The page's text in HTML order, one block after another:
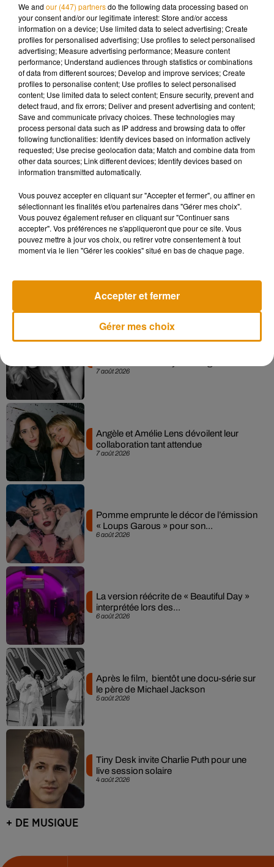
Musique
7 août 2026
7 août 2026
Angèle et Amélie Lens dévoilent leur
collaboration tant attendue
6 août 2026
Pomme emprunte le décor de l’émission
« Loups Garous » pour son...
6 août 2026
La version réécrite de « Beautiful Day »
interprétée lors des...
5 août 2026
Après le film, bientôt une docu-série sur
le père de Michael Jackson
4 août 2026
Tiny Desk invite Charlie Puth pour une
live session solaire
+ DE MUSIQUE
We and our (447) partnersdo the following data processing based on
your consent and/or our legitimate interest: Store and/or access
information on a device; Use limited data to select advertising; Create
profiles for personalised advertising; Use profiles to select personalised
advertising; Measure advertising performance; Measure content
performance; Understand audiences through statistics or combinations
of data from different sources; Develop and improve services; Create
profiles to personalise content; Use profiles to select personalised
content; Use limited data to select content; Ensure security, prevent and
detect fraud, and fix errors; Deliver and present advertising and content;
Save and communicate privacy choices. These technologies may
process personal data such as IP address and browsing data to offer
following functionalities: Identify devices based on information actively
requested; Use precise geolocation data; Match and combine data from
other data sources; Link different devices; Identify devices based on
information transmitted automatically.
Vous pouvez accepter en cliquant sur "Accepter et fermer", ou affiner en
sélectionnant les finalités et/ou partenaires dans "Gérer mes choix".
Vous pouvez également refuser en cliquant sur "Continuer sans
accepter". Vos préférences ne s'appliqueront que pour ce site. Vous
pouvez mettre à jour vos choix, ou retirer votre consentement à tout
moment via le lien "Gérer les cookies" situé en bas de chaque page.
Gérer mes choix
Accepter et fermer